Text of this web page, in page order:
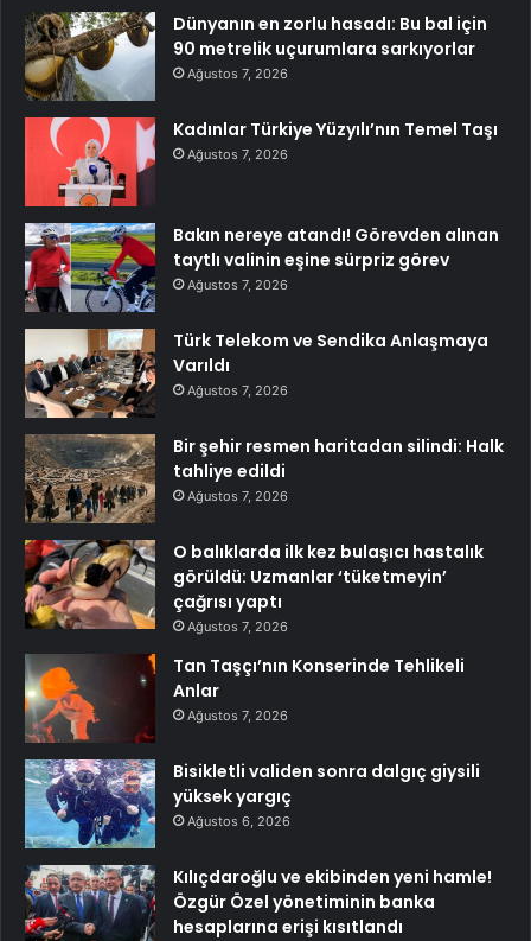
Dünyanın en zorlu hasadı: Bu bal için
90 metrelik uçurumlara sarkıyorlar
Ağustos 7, 2026
Kadınlar Türkiye Yüzyılı’nın Temel Taşı
Ağustos 7, 2026
Bakın nereye atandı! Görevden alınan
taytlı valinin eşine sürpriz görev
Ağustos 7, 2026
Türk Telekom ve Sendika Anlaşmaya
Varıldı
Ağustos 7, 2026
Bir şehir resmen haritadan silindi: Halk
tahliye edildi
Ağustos 7, 2026
O balıklarda ilk kez bulaşıcı hastalık
görüldü: Uzmanlar ‘tüketmeyin’
çağrısı yaptı
Ağustos 7, 2026
Tan Taşçı’nın Konserinde Tehlikeli
Anlar
Ağustos 7, 2026
Bisikletli validen sonra dalgıç giysili
yüksek yargıç
Ağustos 6, 2026
Kılıçdaroğlu ve ekibinden yeni hamle!
Özgür Özel yönetiminin banka
hesaplarına erişi kısıtlandı